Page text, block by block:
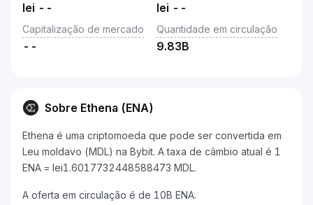
lei -- lei --
Capitalização de mercado
--
Quantidade em circulação
9.83B
Sobre Ethena (ENA)
Ethena é uma criptomoeda que pode ser convertida em
Leu moldavo (MDL) na Bybit. A taxa de câmbio atual é 1
ENA = lei1.6017732448588473 MDL.
A oferta em circulação é de 10B ENA.